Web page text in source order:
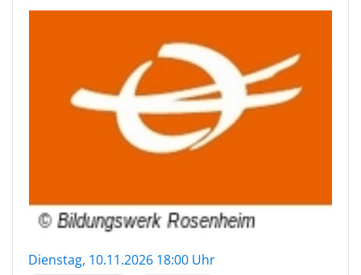
Dienstag, 10.11.2026 18:00 Uhr